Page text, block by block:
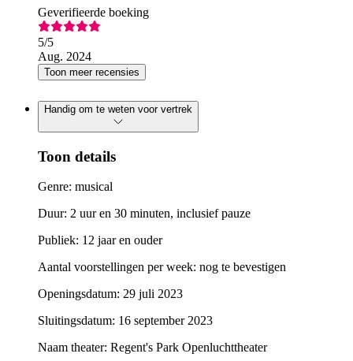
Geverifieerde boeking
5/5
Aug. 2024
Toon meer recensies
Handig om te weten voor vertrek
Toon details
Genre: musical
Duur: 2 uur en 30 minuten, inclusief pauze
Publiek: 12 jaar en ouder
Aantal voorstellingen per week: nog te bevestigen
Openingsdatum: 29 juli 2023
Sluitingsdatum: 16 september 2023
Naam theater: Regent's Park Openluchttheater